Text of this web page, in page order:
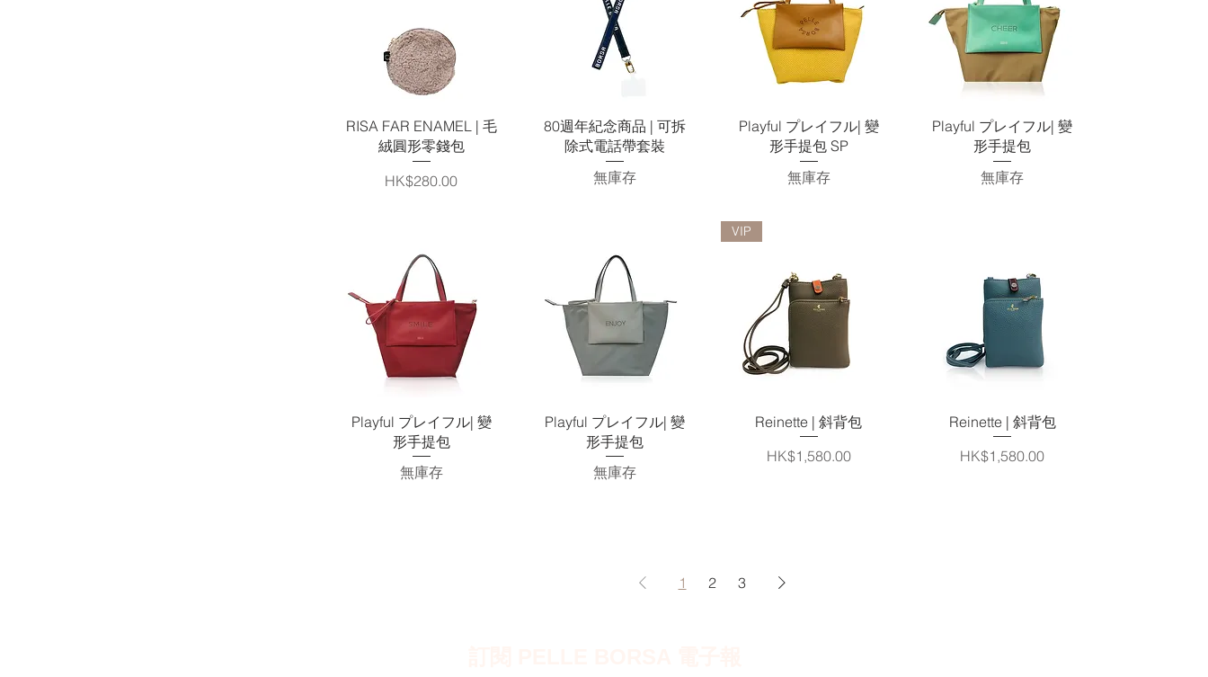
快速瀏覽
RISA FAR ENAMEL | 毛
絨圓形零錢包
價格
HK$280.00
快速瀏覽
80週年紀念商品 | 可拆
除式電話帶套裝
無庫存
快速瀏覽
Playful プレイフル| 變
形手提包 SP
無庫存
快速瀏覽
Playful プレイフル| 變
形手提包
無庫存
快速瀏覽
Playful プレイフル| 變
形手提包
無庫存
快速瀏覽
Playful プレイフル| 變
形手提包
無庫存
快速瀏覽
VIP
Reinette | 斜背包
價格
HK$1,580.00
快速瀏覽
Reinette | 斜背包
價格
HK$1,580.00
1 2 3